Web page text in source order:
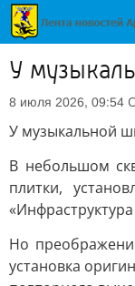
У
8 июля 2026, 09:54
У музыкальной
В небольшом
плитки,
Но
установка